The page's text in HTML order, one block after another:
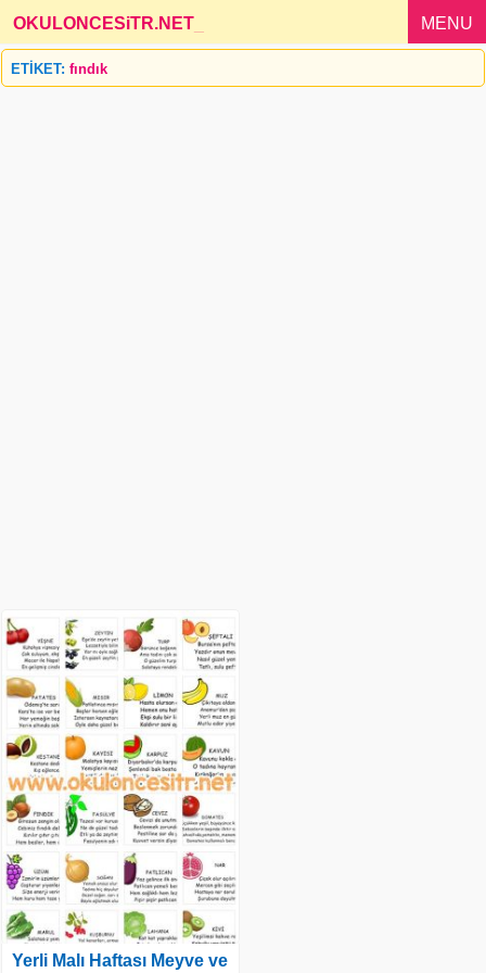
OKULONCESiTR.NET MENU
ETİKET: fındık
Yerli Malı Haftası Meyve ve